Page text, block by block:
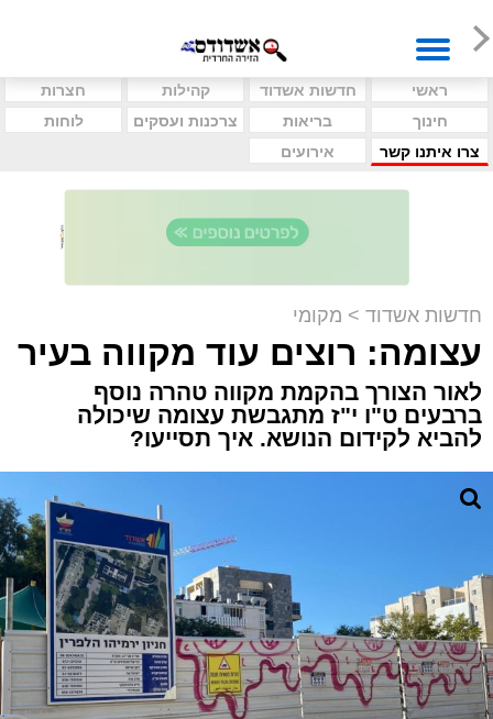
ראשי חדשות אשדוד קהילות
חצרות
חינוך
בריאות צרכנות ועסקים
לוחות
צרו איתנו קשר
אירועים
חדשות אשדוד > מקומי
עצומה: רוצים עוד מקווה בעיר
לאור הצורך בהקמת מקווה טהרה נוסף
ברבעים ט"ו י"ז מתגבשת עצומה שיכולה
להביא לקידום הנושא. איך תסייעו?